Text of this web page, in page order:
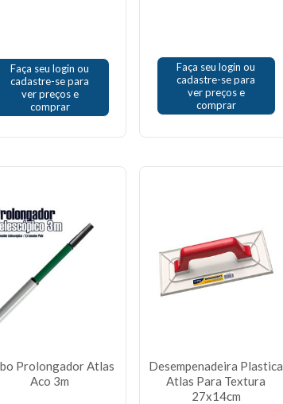
Faça seu login ou
cadastre-se para
ver preços e
comprar
Faça seu login ou
cadastre-se para
ver preços e
comprar
Prolongador Atlas
Aco 3m
Desempenadeira Plastica
Atlas Para Textura
27x14cm